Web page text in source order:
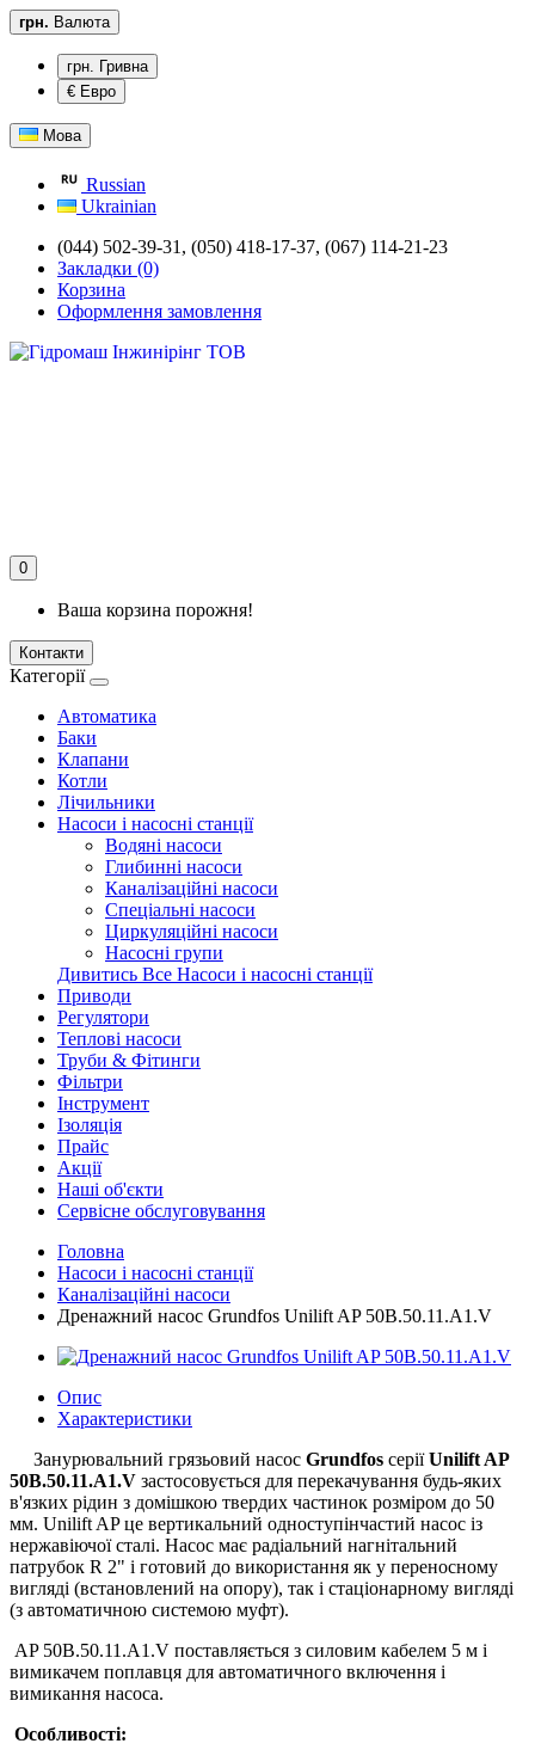
грн. Валюта
грн. Гривна
€ Евро
Мова
Russian
Ukrainian
(044) 502-39-31, (050) 418-17-37, (067) 114-21-23
Закладки (0)
Корзина
Оформлення замовлення
0
Ваша корзина порожня!
Контакти
Категорії
Автоматика
Баки
Клапани
Котли
Лічильники
Насоси і насосні станції
Водяні насоси
Глибинні насоси
Каналізаційні насоси
Спеціальні насоси
Циркуляційні насоси
Насосні групи
Дивитись Все Насоси і насосні станції
Приводи
Регулятори
Теплові насоси
Труби & Фітинги
Фільтри
Інструмент
Ізоляція
Прайс
Акції
Наші об'єкти
Сервісне обслуговування
Головна
Насоси і насосні станції
Каналізаційні насоси
Дренажний насос Grundfos Unilift AP 50B.50.11.A1.V
Опис
Характеристики
Занурювальний грязьовий насос Grundfos серіїUnilift AP
50B.50.11.A1.V застосовується для перекачування будь-яких
в'язких рідин з домішкою твердих частинок розміром до 50
мм. Unilift AP це вертикальний одноступінчастий насос із
нержавіючої сталі. Насос має радіальний нагнітальний
патрубок R 2" і готовий до використання як у переносному
вигляді (встановлений на опору), так і стаціонарному вигляді
(з автоматичною системою муфт).
AP 50B.50.11.A1.V поставляється з силовим кабелем 5 м і
вимикачем поплавця для автоматичного включення і
вимикання насоса.
Особливості: